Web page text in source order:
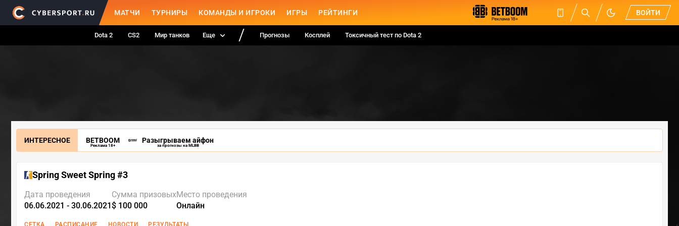
МАТЧИ ТУРНИРЫ КОМАНДЫ И ИГРОКИ ИГРЫ РЕЙТИНГИ ВОЙТИ
Dota 2 CS2 Мир танков Еще Прогнозы Косплей Токсичный тест по Dota 2
ИНТЕРЕСНОЕ BETBOOM
Реклама 18+
Разыгрываем айфон
за прогнозы на MLBB
Spring Sweet Spring #3
Дата проведения
06.06.2021 - 30.06.2021
Сумма призовых
$ 100 000
Место проведения
Онлайн
СЕТКА РАСПИСАНИЕ НОВОСТИ РЕЗУЛЬТАТЫ